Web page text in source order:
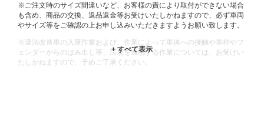
※ご注文時のサイズ間違いなど、お客様の責により取付ができない場合
も含め、商品の交換、返品返金等お受けいたしかねますので、必ず車両
やサイズ等をご確認の上お申し込みいただきますようお願い致します。
※違法改造車の入庫作業および、作業によって車体への接触や車枠やフ
ェンダーからのはみ出し等、法規を逸脱する作業については、お受けい
たしかねますので、予めご了承ください。